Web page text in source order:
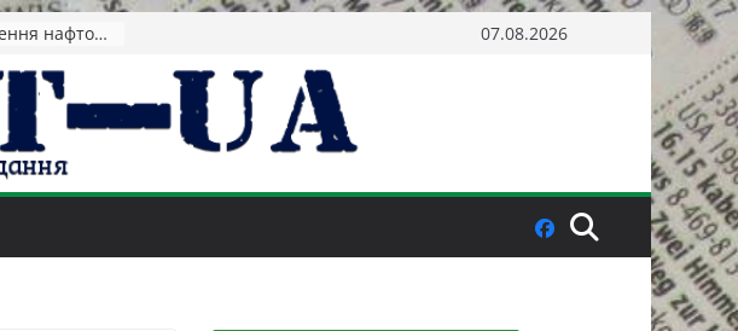
Зеленський повідомив про ураження нафтозаводів РФ за понад 1300 км від фронту 07.08.2026